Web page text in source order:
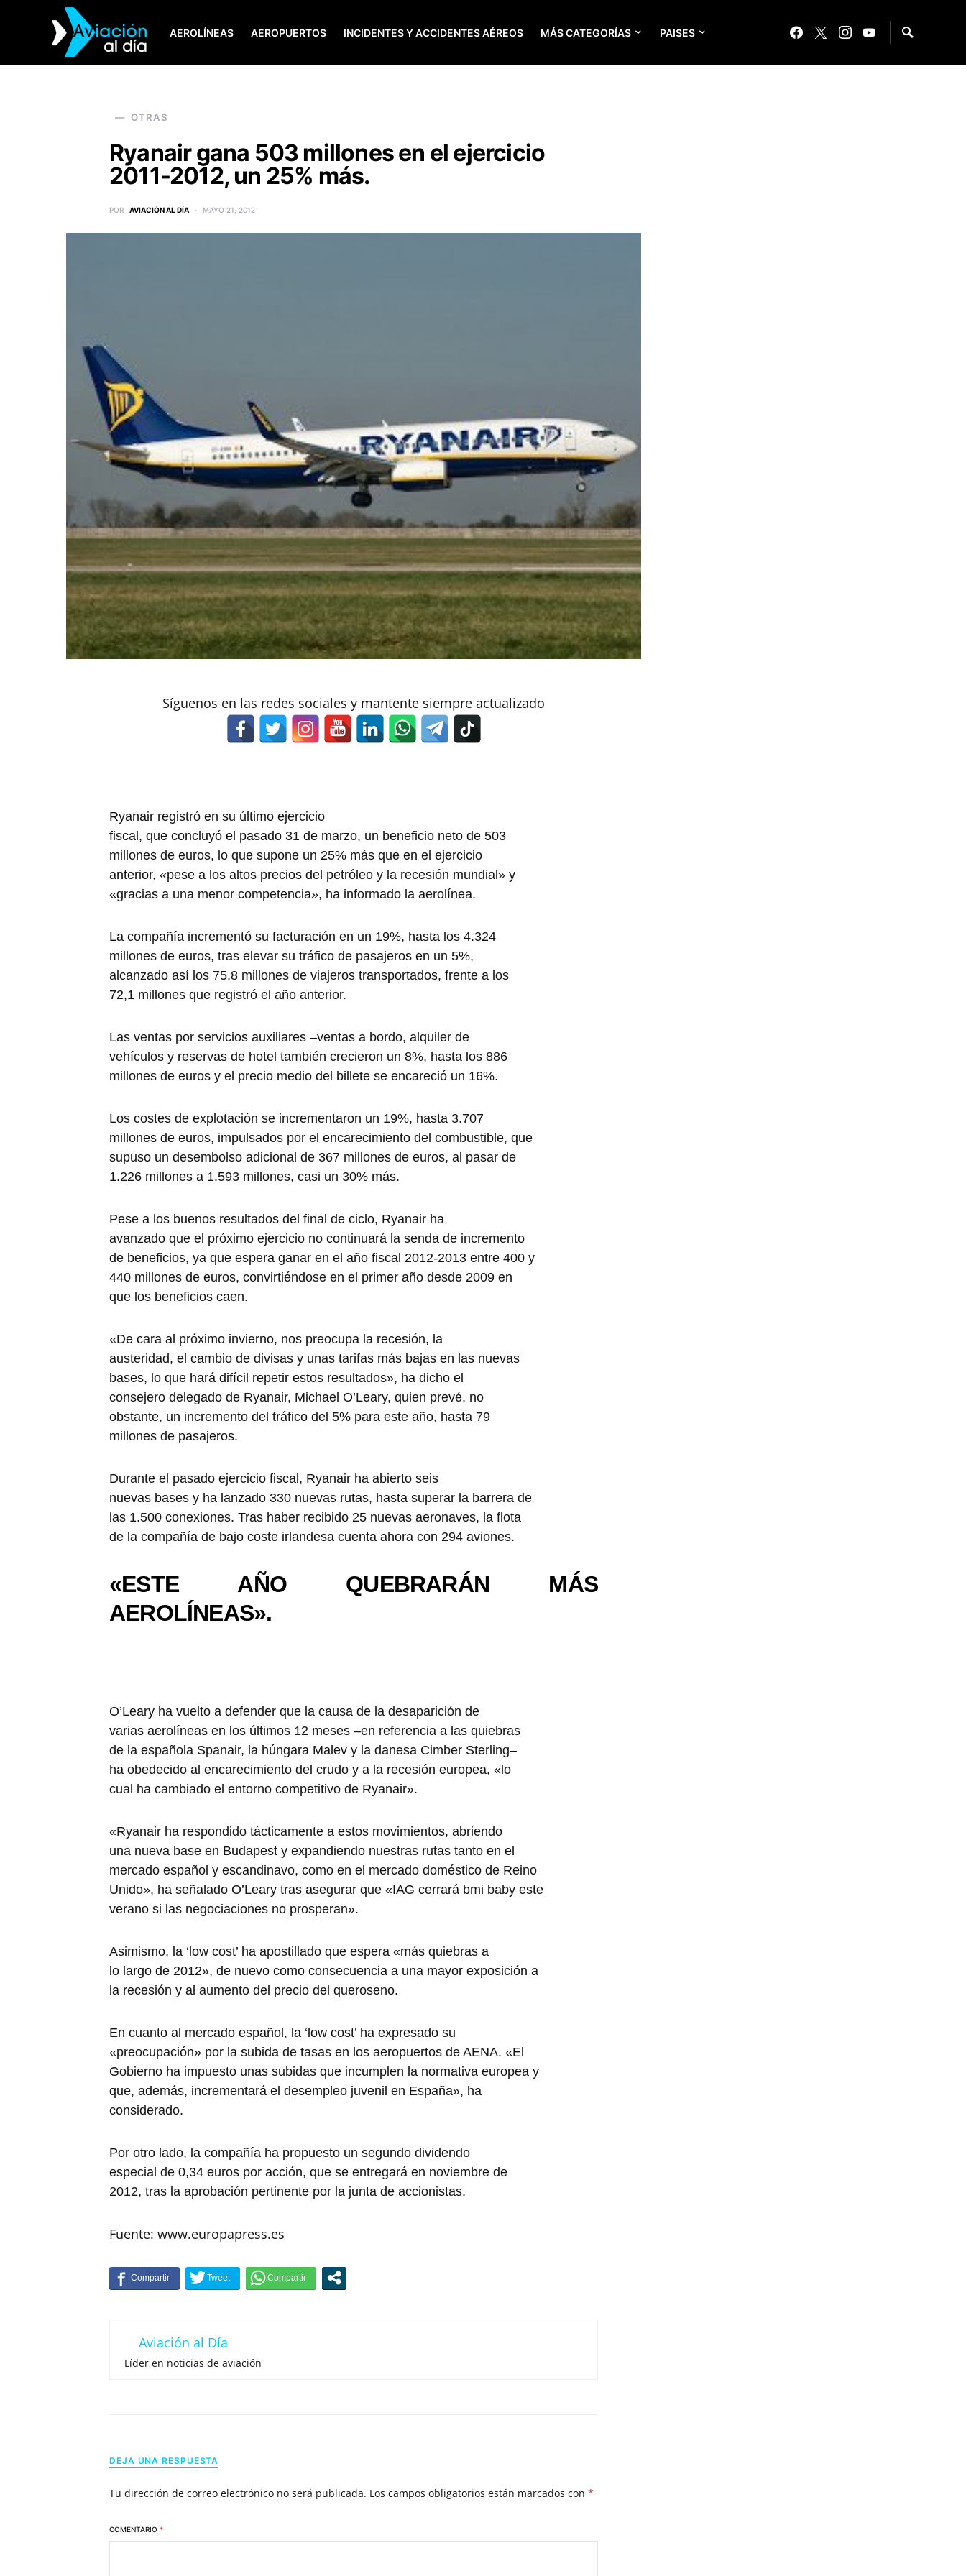
AEROLÍNEAS AEROPUERTOS INCIDENTES Y ACCIDENTES AÉREOS MÁS CATEGORÍAS PAISES
SEARCH FOR:
OTRAS
Ryanair gana 503 millones en el ejercicio
2011-2012, un 25% más.
POR AVIACIÓN AL DÍA MAYO 21, 2012
Síguenos en las redes sociales y mantente siempre actualizado
Ryanair registró en su último ejercicio
fiscal, que concluyó el pasado 31 de marzo, un beneficio neto de 503
millones de euros, lo que supone un 25% más que en el ejercicio
anterior, «pese a los altos precios del petróleo y la recesión mundial» y
«gracias a una menor competencia», ha informado la aerolínea.
La compañía incrementó su facturación en un 19%, hasta los 4.324
millones de euros, tras elevar su tráfico de pasajeros en un 5%,
alcanzado así los 75,8 millones de viajeros transportados, frente a los
72,1 millones que registró el año anterior.
Las ventas por servicios auxiliares –ventas a bordo, alquiler de
vehículos y reservas de hotel también crecieron un 8%, hasta los 886
millones de euros y el precio medio del billete se encareció un 16%.
Los costes de explotación se incrementaron un 19%, hasta 3.707
millones de euros, impulsados por el encarecimiento del combustible, que
supuso un desembolso adicional de 367 millones de euros, al pasar de
1.226 millones a 1.593 millones, casi un 30% más.
Pese a los buenos resultados del final de ciclo, Ryanair ha
avanzado que el próximo ejercicio no continuará la senda de incremento
de beneficios, ya que espera ganar en el año fiscal 2012-2013 entre 400 y
440 millones de euros, convirtiéndose en el primer año desde 2009 en
que los beneficios caen.
«De cara al próximo invierno, nos preocupa la recesión, la
austeridad, el cambio de divisas y unas tarifas más bajas en las nuevas
bases, lo que hará difícil repetir estos resultados», ha dicho el
consejero delegado de Ryanair, Michael O’Leary, quien prevé, no
obstante, un incremento del tráfico del 5% para este año, hasta 79
millones de pasajeros.
Durante el pasado ejercicio fiscal, Ryanair ha abierto seis
nuevas bases y ha lanzado 330 nuevas rutas, hasta superar la barrera de
las 1.500 conexiones. Tras haber recibido 25 nuevas aeronaves, la flota
de la compañía de bajo coste irlandesa cuenta ahora con 294 aviones.
«ESTE AÑO QUEBRARÁN MÁS
AEROLÍNEAS».
O’Leary ha vuelto a defender que la causa de la desaparición de
varias aerolíneas en los últimos 12 meses –en referencia a las quiebras
de la española Spanair, la húngara Malev y la danesa Cimber Sterling–
ha obedecido al encarecimiento del crudo y a la recesión europea, «lo
cual ha cambiado el entorno competitivo de Ryanair».
«Ryanair ha respondido tácticamente a estos movimientos, abriendo
una nueva base en Budapest y expandiendo nuestras rutas tanto en el
mercado español y escandinavo, como en el mercado doméstico de Reino
Unido», ha señalado O’Leary tras asegurar que «IAG cerrará bmi baby este
verano si las negociaciones no prosperan».
Asimismo, la ‘low cost’ ha apostillado que espera «más quiebras a
lo largo de 2012», de nuevo como consecuencia a una mayor exposición a
la recesión y al aumento del precio del queroseno.
En cuanto al mercado español, la ‘low cost’ ha expresado su
«preocupación» por la subida de tasas en los aeropuertos de AENA. «El
Gobierno ha impuesto unas subidas que incumplen la normativa europea y
que, además, incrementará el desempleo juvenil en España», ha
considerado.
Por otro lado, la compañía ha propuesto un segundo dividendo
especial de 0,34 euros por acción, que se entregará en noviembre de
2012, tras la aprobación pertinente por la junta de accionistas.
Fuente: www.europapress.es
Aviación al Día
Líder en noticias de aviación
DEJA UNA RESPUESTA
Tu dirección de correo electrónico no será publicada. Los campos obligatorios están marcados con *
COMENTARIO *